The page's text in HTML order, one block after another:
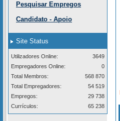
Pesquisar Empregos
Candidato - Apoio
Site Status
Utilizadores Online:
3649
Empregadores Online:
0
Total Membros:
568 870
Total Empregadores:
54 519
Empregos:
29 738
Currículos:
65 238